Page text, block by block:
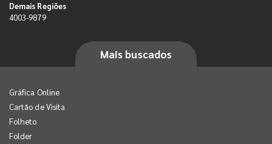
Demais Regiões
4003-9879
Mais buscados
Gráfica Online
Cartão de Visita
Folheto
Folder